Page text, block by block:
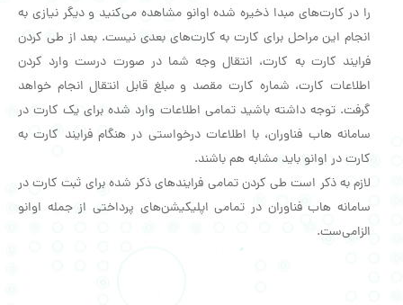
را در کارت‌های مبدا ذخیره شده اوانو مشاهده می‌کنید و دیگر نیازی به
انجام این مراحل برای کارت به کارت‌های بعدی نیست. بعد از طی کردن
فرایند کارت به کارت، انتقال وجه شما در صورت درست وارد کردن
اطلاعات کارت، شماره کارت مقصد و مبلغ قابل انتقال انجام خواهد
گرفت. توجه داشته باشید تمامی اطلاعات وارد شده برای یک کارت در
سامانه هاب فناوران، با اطلاعات درخواستی در هنگام فرایند کارت به
کارت در اوانو باید مشابه هم باشند.
لازم به ذکر است طی کردن تمامی فرایندهای ذکر شده برای ثبت کارت در
سامانه هاب فناوران در تمامی اپلیکیشن‌های پرداختی از جمله اوانو
الزامی‌ست.